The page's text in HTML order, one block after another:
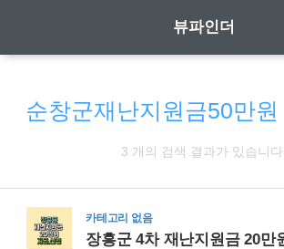
뷰파인더
순창군재난지원금50만원
3 개의 검색 결과가 있습니다.
카테고리 없음